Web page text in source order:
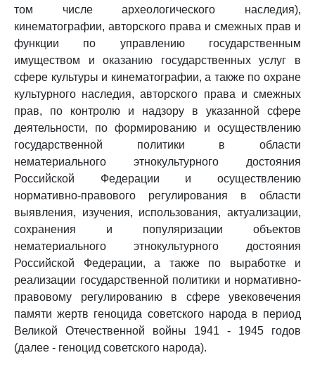
том числе археологического наследия),
кинематографии, авторского права и смежных прав и
функции по управлению государственным
имуществом и оказанию государственных услуг в
сфере культуры и кинематографии, а также по охране
культурного наследия, авторского права и смежных
прав, по контролю и надзору в указанной сфере
деятельности, по формированию и осуществлению
государственной политики в области
нематериального этнокультурного достояния
Российской Федерации и осуществлению
нормативно-правового регулирования в области
выявления, изучения, использования, актуализации,
сохранения и популяризации объектов
нематериального этнокультурного достояния
Российской Федерации, а также по выработке и
реализации государственной политики и нормативно-
правовому регулированию в сфере увековечения
памяти жертв геноцида советского народа в период
Великой Отечественной войны 1941 - 1945 годов
(далее - геноцид советского народа).